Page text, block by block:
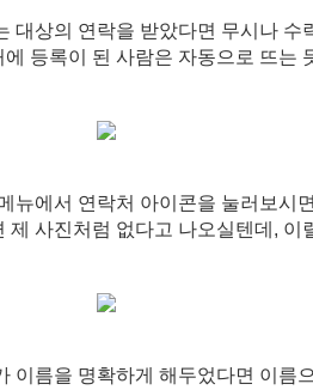
대상의 연락을 받았다면 무시나
에 등록이 된 사람은 자동으로 뜨는
뉴에서 연락처 아이콘을 눌러보시
제 사진처럼 없다고 나오실텐데,
이름을 명확하게 해두었다면 이름